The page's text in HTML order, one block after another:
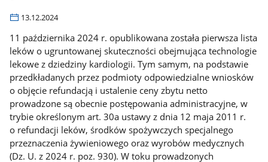
13.12.2024
11 października 2024 r. opublikowana została pierwsza lista
leków o ugruntowanej skuteczności obejmująca technologie
lekowe z dziedziny kardiologii. Tym samym, na podstawie
przedkładanych przez podmioty odpowiedzialne wniosków
o objęcie refundacją i ustalenie ceny zbytu netto
prowadzone są obecnie postępowania administracyjne, w
trybie określonym art. 30a ustawy z dnia 12 maja 2011 r.
o refundacji leków, środków spożywczych specjalnego
przeznaczenia żywieniowego oraz wyrobów medycznych
(Dz. U. z 2024 r. poz. 930). W toku prowadzonych